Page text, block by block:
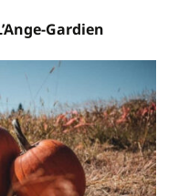
Gardien